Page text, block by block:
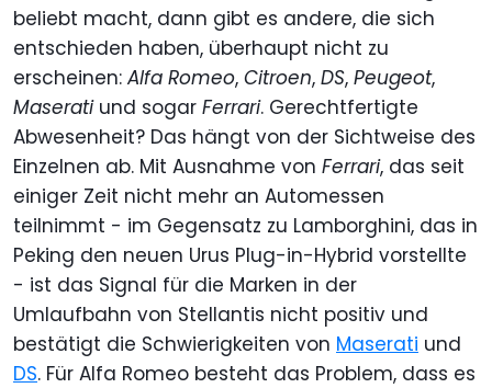
beliebt macht, dann gibt es andere, die sich
entschieden haben, überhaupt nicht zu
erscheinen: Alfa Romeo, Citroen, DS, Peugeot,
Maseratiund sogar Ferrari. Gerechtfertigte
Abwesenheit? Das hängt von der Sichtweise des
Einzelnen ab. Mit Ausnahme von Ferrari, das seit
einiger Zeit nicht mehr an Automessen
teilnimmt - im Gegensatz zu Lamborghini, das in
Peking den neuen Urus Plug-in-Hybrid vorstellte
- ist das Signal für die Marken in der
Umlaufbahn von Stellantis nicht positiv und
bestätigt die Schwierigkeiten von Maserati und
DS. Für Alfa Romeo besteht das Problem, dass es